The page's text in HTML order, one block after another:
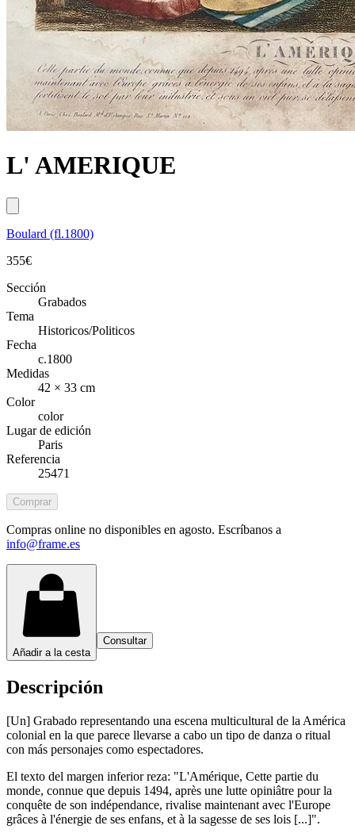
L' AMERIQUE
Boulard (fl.1800)
355€
Sección
Grabados
Tema
Historicos/Politicos
Fecha
c.1800
Medidas
42 × 33 cm
Color
color
Lugar de edición
Paris
Referencia
25471
Comprar
Compras online no disponibles en agosto. Escríbanos a
info@frame.es
Añadir a la cesta
Consultar
Descripción
[Un] Grabado representando una escena multicultural de la América
colonial en la que parece llevarse a cabo un tipo de danza o ritual
con más personajes como espectadores.
El texto del margen inferior reza: "L'Amérique, Cette partie du
monde, connue que depuis 1494, après une lutte opiniâtre pour la
conquête de son indépendance, rivalise maintenant avec l'Europe
grâces à l'énergie de ses enfans, et à la sagesse de ses lois [...]".